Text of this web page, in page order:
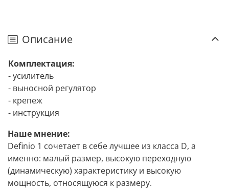
Описание
Комплектация:
- усилитель
- выносной регулятор
- крепеж
- инструкция
Наше мнение:
Definio 1 сочетает в себе лучшее из класса D, а
именно: малый размер, высокую переходную
(динамическую) характеристику и высокую
мощность, относящуюся к размеру.